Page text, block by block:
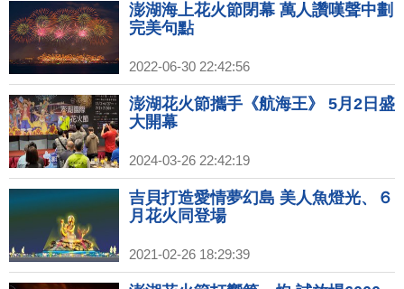
澎湖海上花火節閉幕 萬人讚嘆聲中劃
完美句點
2022-06-30 22:42:56
澎湖花火節攜手《航海王》 5月2日盛
大開幕
2024-03-26 22:42:19
吉貝打造愛情夢幻島 美人魚燈光、６
月花火同登場
2021-02-26 18:29:39